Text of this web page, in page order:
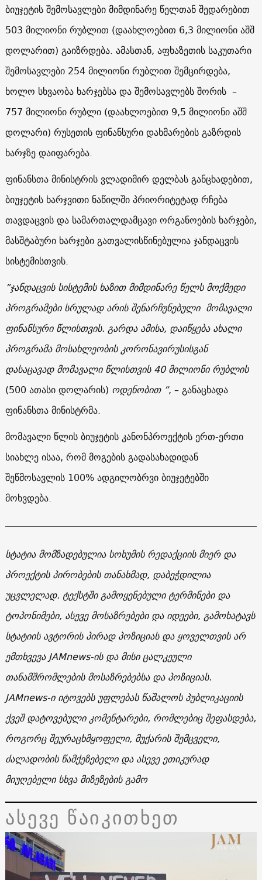
ბიუჯეტის შემოსავლები მიმდინარე წელთან შედარებით
503 მილიონი რუბლით (დაახლოებით 6,3 მილიონი აშშ
დოლარით) გაიზრდება. ამასთან, აფხაზეთის საკუთარი
შემოსავლები 254 მილიონი რუბლით შემცირდება,
ხოლო სხვაობა ხარჯებსა და შემოსავლებს შორის –
757 მილიონი რუბლი (დაახლოებით 9,5 მილიონი აშშ
დოლარი) რუსეთის ფინანსური დახმარების გაზრდის
ხარჯზე დაიფარება.
ფინანსთა მინისტრის ვლადიმირ დელბას განცხადებით,
ბიუჯეტის ხარჯვითი ნაწილში პრიორიტეტად რჩება
თავდაცვის და სამართალდამცავი ორგანოების ხარჯები,
მასშტაბური ხარჯები გათვალისწინებულია ჯანდაცვის
სისტემისთვის.
”ჯანდაცვის სისტემის ხაზით მიმდინარე წელს მოქმედი
პროგრამები სრულად არის შენარჩუნებული მომავალი
ფინანსური წლისთვის. გარდა ამისა, დაიწყება ახალი
პროგრამა მოსახლეობისკორონავირუსისგან
დასაცავად მომავალი წლისთვის40მილიონი რუბლის
(500 ათასი დოლარის) ოდენობით”, – განაცხადა
ფინანსთა მინისტრმა.
მომავალი წლის ბიუჯეტის კანონპროექტის ერთ-ერთი
სიახლე ისაა, რომ მოგების გადასახადიდან
შეწმოსავლის 100% ადგილობრვი ბიუჯეტებში
მოხვდება.
სტატია მომზადებულია სოხუმის რედაქციის მიერ და
პროექტის პირობების თანახმად, დაბეჭდილია
უცვლელად. ტექსტში გამოყენებული ტერმინები და
ტოპონიმები, ასევე მოსაზრებები და იდეები, გამოხატავს
სტატიის ავტორის პირად პოზიციას და ყოველთვის არ
ემთხვევა JAMnews-ის და მისი ცალკეული
თანამშრომლების მოსაზრებებსა და პოზიციას.
JAMnews-ი იტოვებს უფლებას წაშალოს პუბლიკაციის
ქვეშ დატოვებული კომენტარები, რომლებიც შეფასდება,
როგორც შეურაცხმყოფელი, მუქარის შემცველი,
ძალადობის წამქეზებელი და ასევე ეთიკურად
მიუღებელი სხვა მიზეზების გამო
ასევე წაიკითხეთ